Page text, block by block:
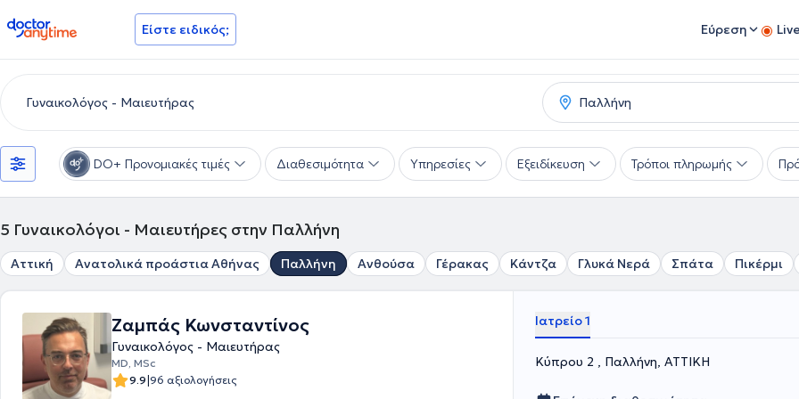
doctoranytime Είστε ειδικός; Εύρεση
DO+ Προνομιακές τιμές Διαθεσιμότητα Υπηρεσίες Εξειδίκευση Τρόποι πληρωμής
5 Γυναικολόγοι - Μαιευτήρες στην Παλλήνη
Αττική Ανατολικά προάστια Αθήνας Παλλήνη Ανθούσα Γέρακας Κάντζα Γλυκά Νερά Σπάτα Πικέρμι
Ζαμπάς Κωνσταντίνος
Γυναικολόγος - Μαιευτήρας
MD, MSc
9.9|96 αξιολογήσεις
Ιατρείο 1
Κύπρου 2 , Παλλήνη, ΑΤΤΙΚΗ